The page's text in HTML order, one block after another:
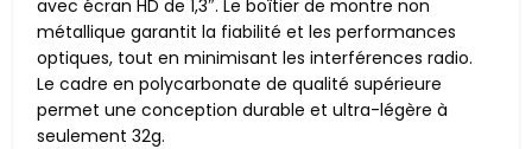
avec écran HD de 1,3″. Le boîtier de montre non
métallique garantit la fiabilité et les performances
optiques, tout en minimisant les interférences radio.
Le cadre en polycarbonate de qualité supérieure
permet une conception durable et ultra-légère à
seulement 32g.